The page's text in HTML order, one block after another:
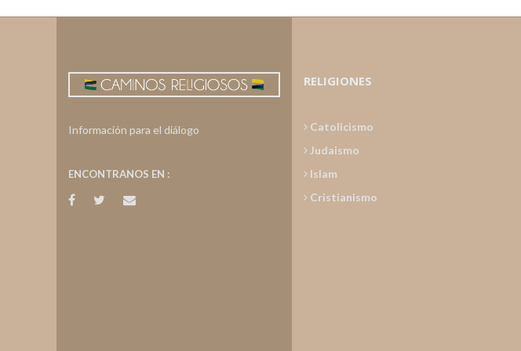
Información para el diálogo
ENCONTRANOS EN :
RELIGIONES
Catolicismo
Judaismo
Islam
Cristianismo